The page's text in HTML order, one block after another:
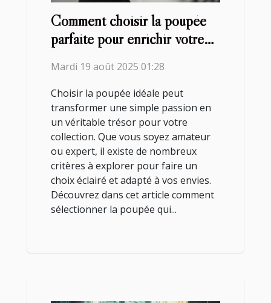
Comment choisir la poupée
parfaite pour enrichir votre
Mardi 19 août 2025 01:28
Choisir la poupée idéale peut
transformer une simple passion en
un véritable trésor pour votre
collection. Que vous soyez amateur
ou expert, il existe de nombreux
critères à explorer pour faire un
choix éclairé et adapté à vos envies.
Découvrez dans cet article comment
sélectionner la poupée qui...